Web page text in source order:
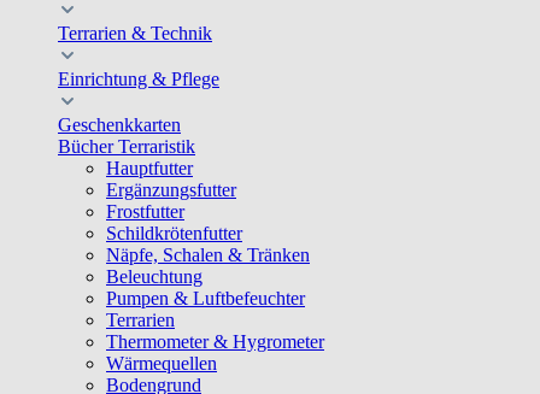
Terrarien & Technik
Einrichtung & Pflege
Geschenkkarten
Bücher Terraristik
Hauptfutter
Ergänzungsfutter
Frostfutter
Schildkrötenfutter
Näpfe, Schalen & Tränken
Beleuchtung
Pumpen & Luftbefeuchter
Terrarien
Thermometer & Hygrometer
Wärmequellen
Bodengrund